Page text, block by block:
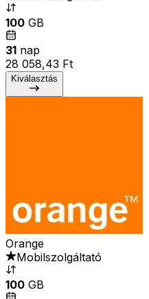
100 GB
31 nap
28 058,43 Ft
Kiválasztás
Orange
Mobilszolgáltató
100 GB